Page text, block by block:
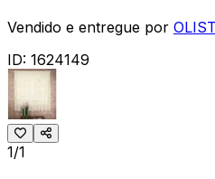
Vendido e entregue por OLIST
ID: 1624149
1/1